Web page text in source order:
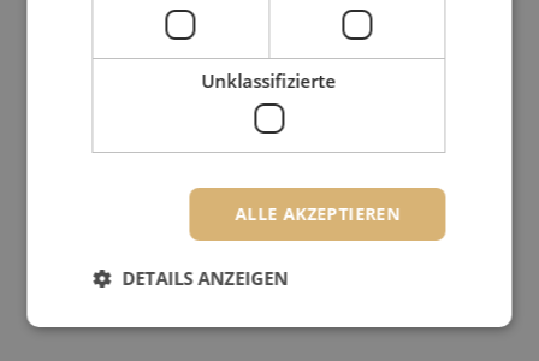
Unklassifizierte
ALLE AKZEPTIEREN
DETAILS ANZEIGEN